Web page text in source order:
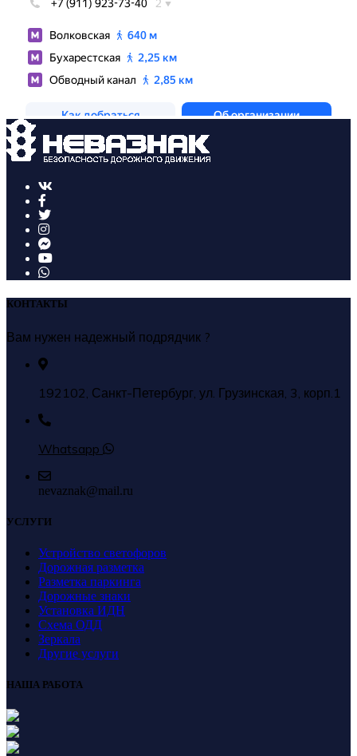
КОНТАКТЫ
Вам нужен надежный подрядчик ?
192102, Санкт-Петербург, ул. Грузинская, 3, корп.1
Whatsapp
nevaznak@mail.ru
УСЛУГИ
Устройство светофоров
Дорожная разметка
Разметка паркинга
Дорожные знаки
Установка ИДН
Схема ОДД
Зеркала
Другие услуги
НАША РАБОТА